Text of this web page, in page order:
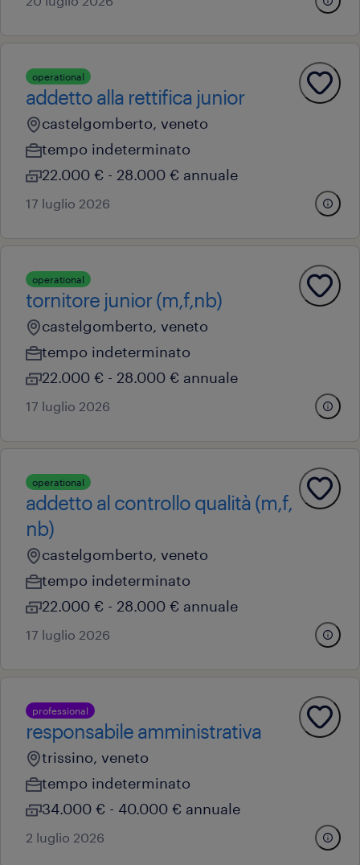
operational
addetto alla rettifica junior
castelgomberto, veneto
tempo indeterminato
22.000 € - 28.000 € annuale
17 luglio 2026
operational
tornitore junior (m,f,nb)
castelgomberto, veneto
tempo indeterminato
22.000 € - 28.000 € annuale
17 luglio 2026
operational
addetto al controllo qualità (m,f,
nb)
castelgomberto, veneto
tempo indeterminato
22.000 € - 28.000 € annuale
17 luglio 2026
professional
responsabile amministrativa
trissino, veneto
tempo indeterminato
34.000 € - 40.000 € annuale
2 luglio 2026